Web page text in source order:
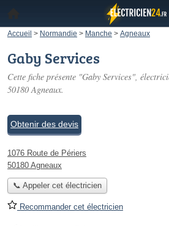
Accueil > Normandie > Manche > Agneaux
Gaby Services
Cette fiche présente "Gaby Services",
50180 Agneaux.
Obtenir des devis
1076 Route de Périers
50180 Agneaux
📞 Appeler cet électricien
Recommander cet électricien